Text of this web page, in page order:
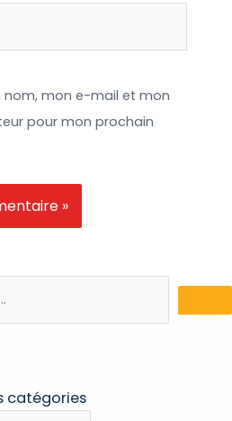
nom, mon e-mail et mon
pour mon prochain
catégories